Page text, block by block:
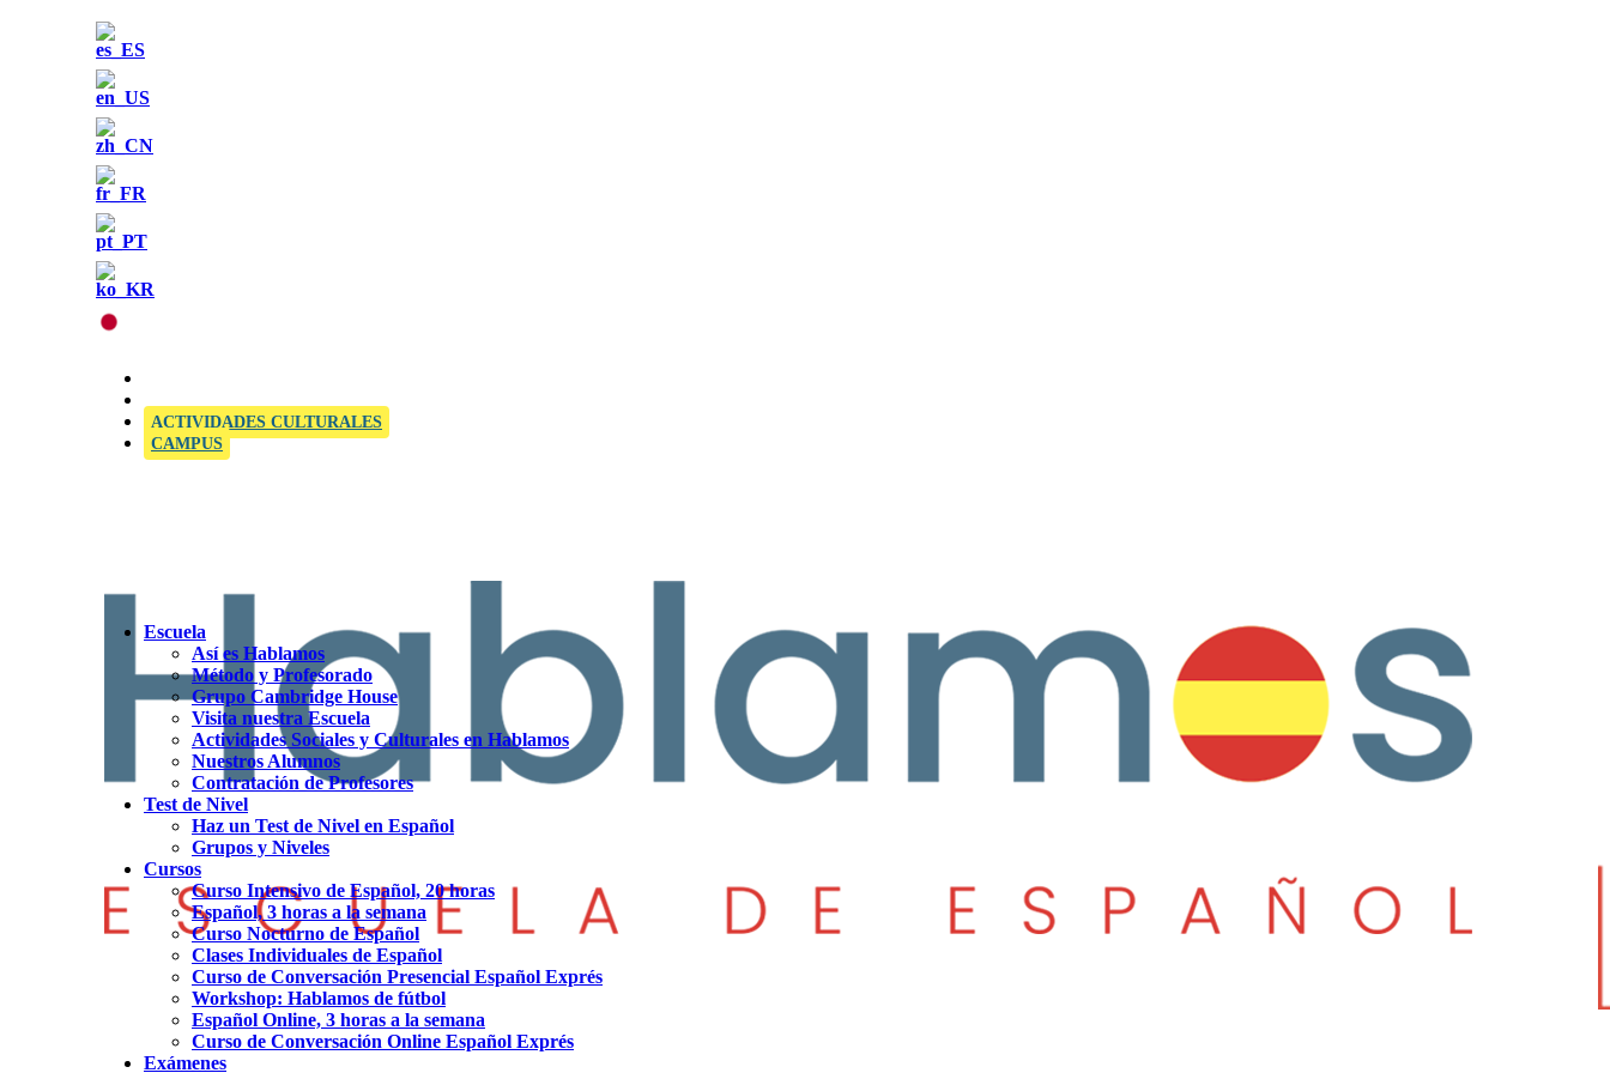
ACTIVIDADES CULTURALES
CAMPUS
Escuela
Así es Hablamos
Método y Profesorado
Grupo Cambridge House
Visita nuestra Escuela
Actividades Sociales y Culturales en Hablamos
Nuestros Alumnos
Contratación de Profesores
Test de Nivel
Haz un Test de Nivel en Español
Grupos y Niveles
Cursos
Curso Intensivo de Español, 20 horas
Español, 3 horas a la semana
Curso Nocturno de Español
Clases Individuales de Español
Curso de Conversación Presencial Español Exprés
Workshop: Hablamos de fútbol
Español Online, 3 horas a la semana
Curso de Conversación Online Español Exprés
Exámenes